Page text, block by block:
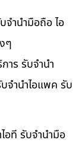
จำนำมือถือ ไอ
ๆ
าร รับจำนำ
จำนำไอแพค รับ
อที รับจำนำมือ